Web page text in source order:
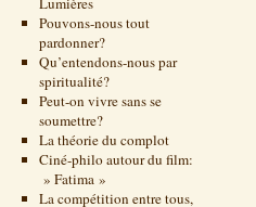
Pouvons-nous tout
pardonner?
Qu’entendons-nous par
spiritualité?
Peut-on vivre sans se
soumettre?
La théorie du complot
Ciné-philo autour du film:
» Fatima »
La compétition entre tous,